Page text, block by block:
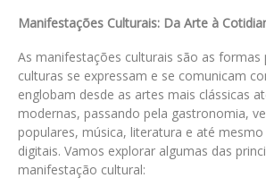
Manifestações Culturais: Da Arte à
As manifestações culturais são as formas
culturas se expressam e se comunicam
englobam desde as artes mais clássicas
modernas, passando pela gastronomia,
populares, música, literatura e até
digitais. Vamos explorar algumas das
manifestação cultural: